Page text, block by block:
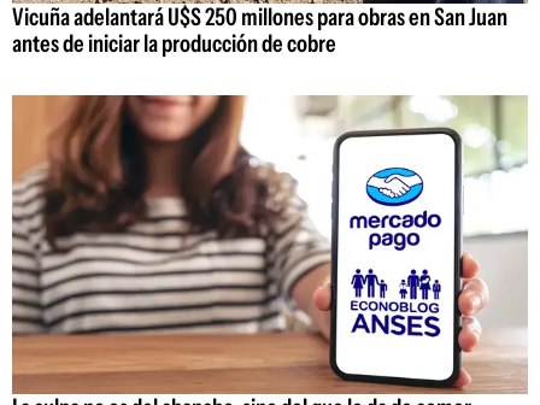
Vicuña adelantará U$S 250 millones para obras en San Juan
antes de iniciar la producción de cobre